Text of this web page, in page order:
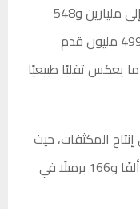
في المقابل، ارتفع إنتاج الغاز الطبيعي إلى مليارين و548
مليون قدم مكعب، مقارنة بـمليارين و499 مليون قدم
يعكس تقلبًا طبيعيًا
المكثفات، حيث
بلغ 53 ألفًا و34 برميلًا، بعد أن كان 52 ألفًا و166 برميلًا في